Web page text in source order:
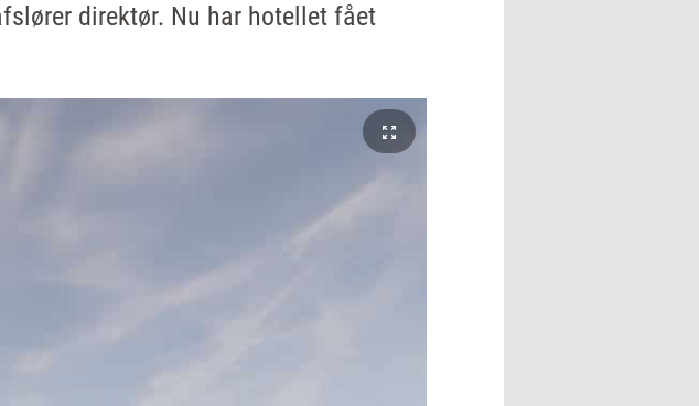
direktør. Nu har hotellet fået